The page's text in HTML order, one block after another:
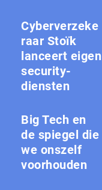
Cyberverzeke
raar Stoïk
lanceert eigen
security-
diensten
Big Tech en
de spiegel die
we onszelf
voorhouden